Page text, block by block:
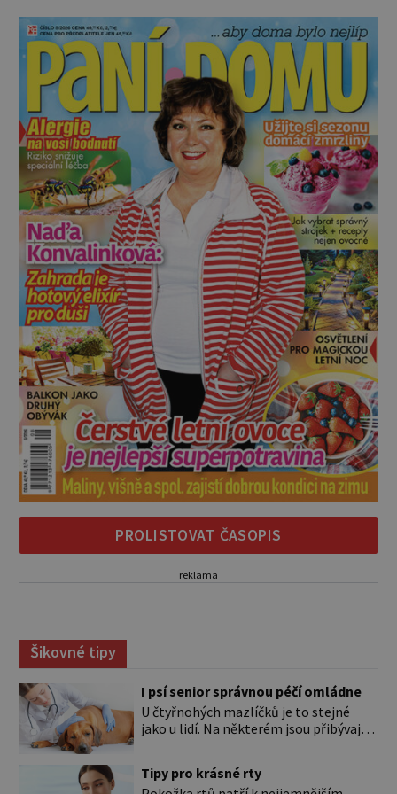
PROLISTOVAT ČASOPIS
reklama
Šikovné tipy
I psí senior správnou péčí omládne
U čtyřnohých mazlíčků je to stejné
jako u lidí. Na některém jsou přibývající
Přesto byste si měli staršího psa více
Tipy pro krásné rty